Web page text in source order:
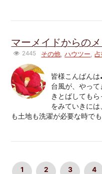
マーメイドからの
2445 その他 ,ハウツー ,
皆様こんばん
台風が、やっ
きとばしても
をみていきに
も土地も洗濯が必要な時で
1 2 3 4